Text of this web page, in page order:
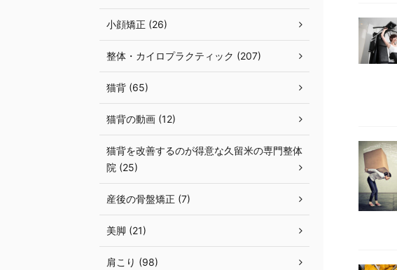
小顔矯正 (26)
整体・カイロプラクティック (207)
猫背 (65)
猫背の動画 (12)
猫背を改善するのが得意な久留米の専門整体
院 (25)
産後の骨盤矯正 (7)
美脚 (21)
肩こり (98)